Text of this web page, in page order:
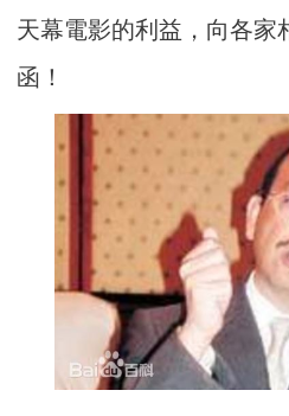
天幕電影的利益，向各家
函！